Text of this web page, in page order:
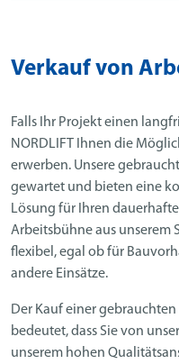
Verkauf von
Falls Ihr Projekt einen
NORDLIFT Ihnen die
erwerben. Unsere
gewartet und bieten eine
Lösung für Ihren
Arbeitsbühne aus unserem
flexibel, egal ob für
andere Einsätze.
Der Kauf einer
bedeutet, dass Sie von
unserem hohen